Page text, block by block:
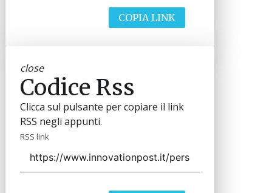
COPIA LINK
close
Codice Rss
Clicca sul pulsante per copiare il link
RSS negli appunti.
RSS link